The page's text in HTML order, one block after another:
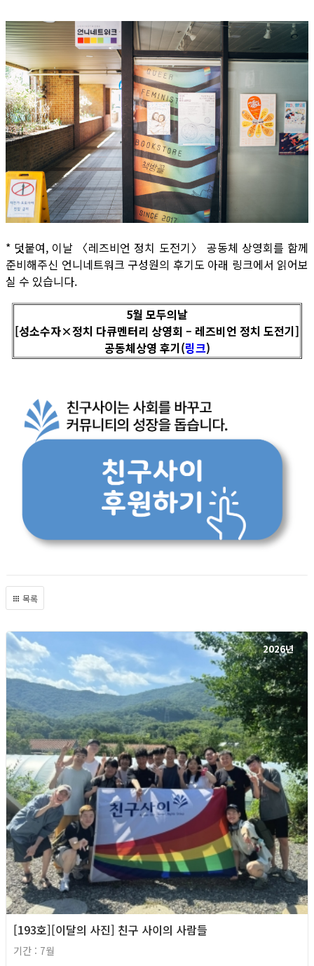
* 덧붙여, 이날 〈레즈비언 정치 도전기〉 공동체 상영회를 함께
준비해주신 언니네트워크 구성원의 후기도 아래 링크에서 읽어보
실 수 있습니다.
5월 모두의날
[성소수자×정치 다큐멘터리 상영회 – 레즈비언 정치 도전기]
공동체상영 후기(링크)
목록
2026년
[193호][이달의 사진] 친구 사이의 사람들
기간 : 7월